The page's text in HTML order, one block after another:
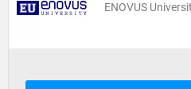
ENOVUS